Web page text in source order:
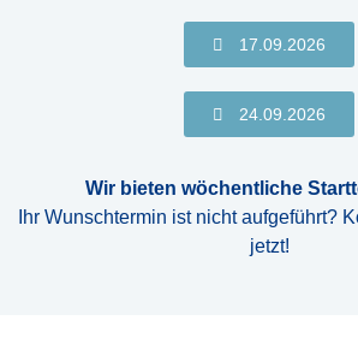
17.09.2026
24.09.2026
Wir bieten wöchentliche
Ihr Wunschtermin ist nicht aufgeführt?
jetzt!